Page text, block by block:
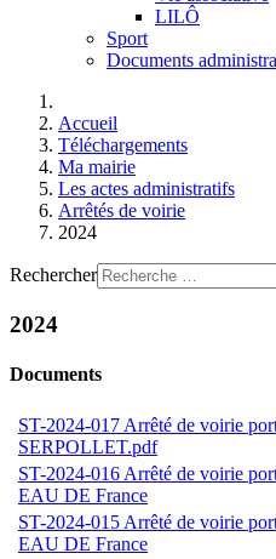
LILÔ
Sport
Documents
Accueil
Téléchargements
Ma mairie
Les actes administratifs
Arrêtés de voirie
2024
Rechercher
2024
Documents
ST-2024-017 Arrêté de voirie
SERPOLLET.pdf
ST-2024-016 Arrêté de voirie
EAU DE France
ST-2024-015 Arrêté de voirie
EAU DE France